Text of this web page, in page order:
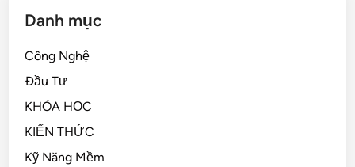
Danh mục
Công Nghệ
Đầu Tư
KHÓA HỌC
KIẾN THỨC
Kỹ Năng Mềm